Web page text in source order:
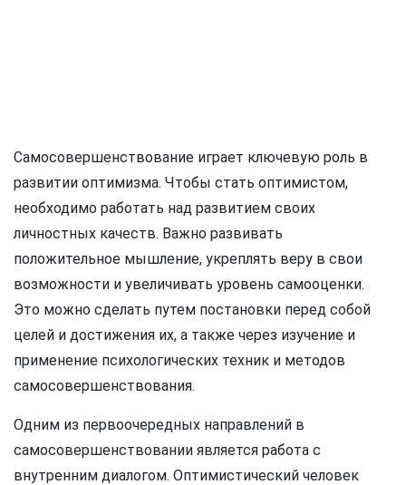
Самосовершенствование играет ключевую роль в
развитии оптимизма. Чтобы стать оптимистом,
необходимо работать над развитием своих
личностных качеств. Важно развивать
положительное мышление, укреплять веру в свои
возможности и увеличивать уровень самооценки.
Это можно сделать путем постановки перед собой
целей и достижения их, а также через изучение и
применение психологических техник и методов
самосовершенствования.
Одним из первоочередных направлений в
самосовершенствовании является работа с
внутренним диалогом. Оптимистический человек